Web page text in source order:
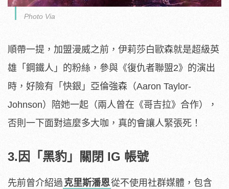
Photo Via
順帶一提，加盟漫威之前，伊莉莎白歐森就是超級英
雄「鋼鐵人」的粉絲，參與《復仇者聯盟2》的演出
時，好險有「快銀」亞倫強森（Aaron Taylor-
Johnson）陪她一起（兩人曾在《哥吉拉》合作），
否則一下面對這麼多大咖，真的會讓人緊張死！
3.因「黑豹」關閉 IG 帳號
先前曾介紹過克里斯潘恩從不使用社群媒體，包含